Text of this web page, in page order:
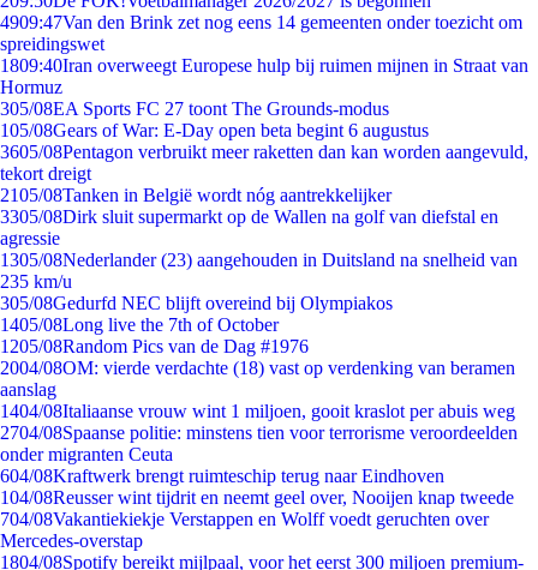
4909:47Van den Brink zet nog eens 14 gemeenten onder toezicht om
spreidingswet
1809:40Iran overweegt Europese hulp bij ruimen mijnen in Straat van
Hormuz
305/08EA Sports FC 27 toont The Grounds-modus
105/08Gears of War: E-Day open beta begint 6 augustus
3605/08Pentagon verbruikt meer raketten dan kan worden aangevuld,
tekort dreigt
2105/08Tanken in België wordt nóg aantrekkelijker
3305/08Dirk sluit supermarkt op de Wallen na golf van diefstal en
agressie
1305/08Nederlander (23) aangehouden in Duitsland na snelheid van
235 km/u
305/08Gedurfd NEC blijft overeind bij Olympiakos
1405/08Long live the 7th of October
1205/08Random Pics van de Dag #1976
2004/08OM: vierde verdachte (18) vast op verdenking van beramen
aanslag
1404/08Italiaanse vrouw wint 1 miljoen, gooit kraslot per abuis weg
2704/08Spaanse politie: minstens tien voor terrorisme veroordeelden
onder migranten Ceuta
604/08Kraftwerk brengt ruimteschip terug naar Eindhoven
104/08Reusser wint tijdrit en neemt geel over, Nooijen knap tweede
704/08Vakantiekiekje Verstappen en Wolff voedt geruchten over
Mercedes-overstap
1804/08Spotify bereikt mijlpaal, voor het eerst 300 miljoen premium-